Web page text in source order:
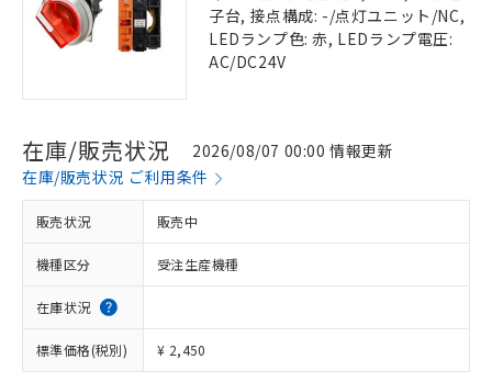
子台, 接点構成: -/点灯ユニット/NC,
LEDランプ色: 赤, LEDランプ電圧:
AC/DC24V
在庫/販売状況
2026/08/07 00:00 情報更新
在庫/販売状況 ご利用条件
販売状況 販売中
機種区分 受注生産機種
在庫状況
標準価格(税別) ¥ 2,450